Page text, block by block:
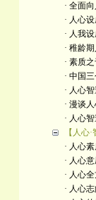
· 全面
· 人心
· 人我
· 稚龄
· 素质
· 中国
· 人心
· 漫谈
· 人心
【人心
· 人心
· 人心
· 人心
· 人心